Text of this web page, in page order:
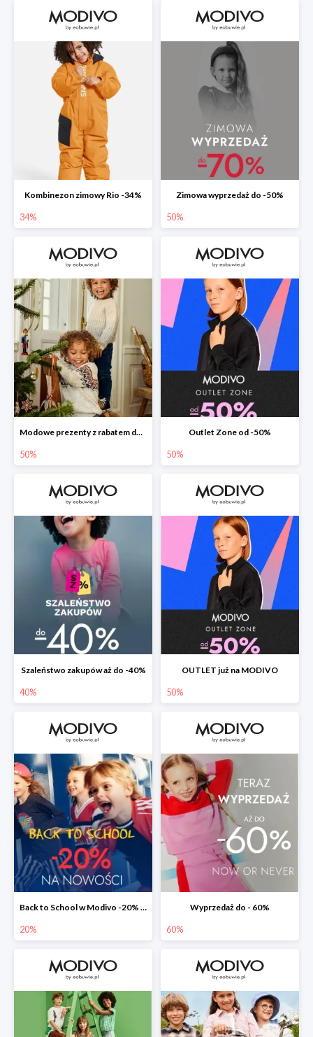
Kombinezon zimowy Rio -34%
34%
Zimowa wyprzedaż do -50%
50%
Modowe prezenty z rabatem do -50%
50%
Outlet Zone od -50%
50%
Szaleństwo zakupów aż do -40%
40%
OUTLET już na MODIVO
50%
Back to School w Modivo -20% na nowości w aplikacji
20%
Wyprzedaż do - 60%
60%